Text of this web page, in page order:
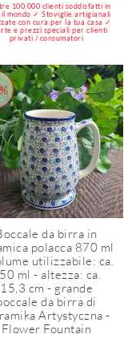
100.000 clienti soddisfatti in
mondo ✓ Stoviglie artigianali
con cura per la tua casa ✓
e prezzi speciali per clienti
privati / consumatori
da birra in
polacca 870 ml
utilizzabile: ca.
ml - altezza: ca.
15,3 cm - grande
da birra di
Artystyczna -
Flower Fountain